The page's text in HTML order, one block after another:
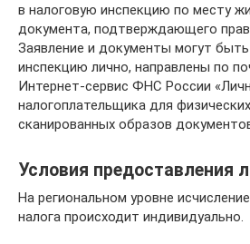
в налоговую инспекцию по месту
документа, подтверждающего
Заявление и документы могут
инспекцию лично, направлены по
Интернет-сервис ФНС России
налогоплательщика для
сканированных образов
Условия предоставления
На региональном уровне
налога происходит индивидуально.